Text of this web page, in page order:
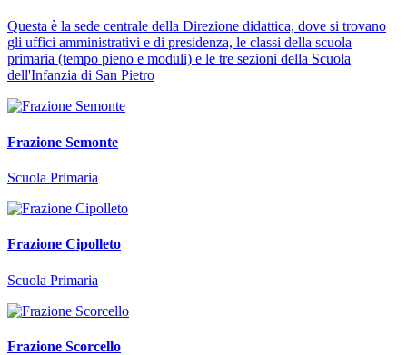
Questa è la sede centrale della Direzione didattica, dove si trovano
gli uffici amministrativi e di presidenza, le classi della scuola
primaria (tempo pieno e moduli) e le tre sezioni della Scuola
dell'Infanzia di San Pietro
Frazione Semonte
Scuola Primaria
Frazione Cipolleto
Scuola Primaria
Frazione Scorcello